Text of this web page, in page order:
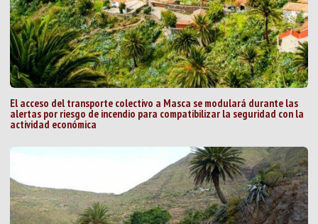
El acceso del transporte colectivo a Masca se modulará durante las
alertas por riesgo de incendio para compatibilizar la seguridad con la
actividad económica